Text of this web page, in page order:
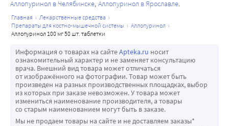
Аллопуринол в Челябинске Аллопуринол в Ярославле
главная
лекарственные средства
препараты для костно-мышечной системы
аллопуринол
аллопуринол 100 мг 50 шт. таблетки
Информация о товарах на сайтеApteka.ru носит
ознакомительный характер и не заменяет консультацию
врача. Внешний вид товара может отличаться
от изображённого на фотографии. Товар может быть
произведен на разных производственных площадках, выбор
из которых при заказе невозможен. У товара может
измениться наименование производителя, а товары
со старым наименованием могут быть в заказе.
Мы не продаем товары на сайте и не доставляем заказы*